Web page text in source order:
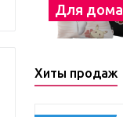
Для дома
Хиты продаж